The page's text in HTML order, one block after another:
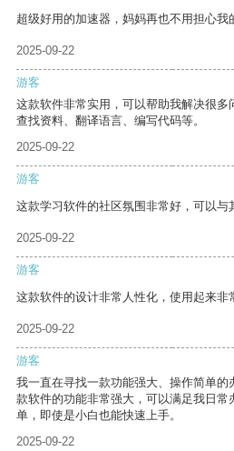
超级好用的加速器，妈妈再也不用担心我
2025-09-22
游客
这款软件非常实用，可以帮助我解决很
查找资料、翻译语言、编写代码等。
2025-09-22
游客
这款学习软件的社区氛围非常好，可以与
2025-09-22
游客
这款软件的设计非常人性化，使用起来非
2025-09-22
游客
我一直在寻找一款功能强大、操作简单
款软件的功能非常强大，可以满足我日
单，即使是小白也能快速上手。
2025-09-22